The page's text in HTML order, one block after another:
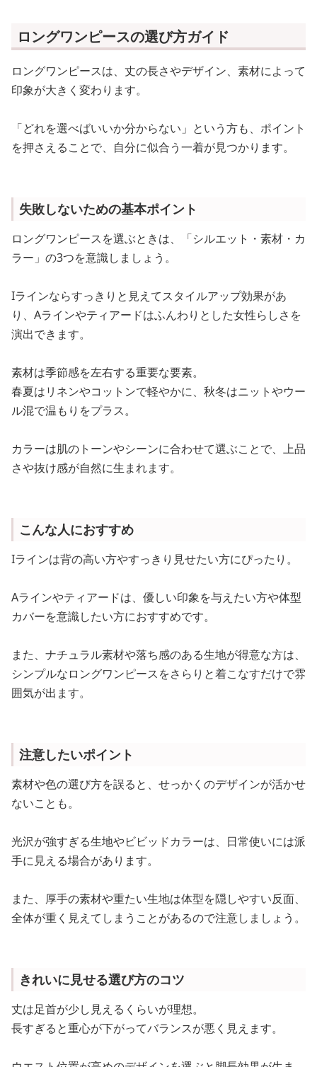
ロングワンピースの選び方ガイド
ロングワンピースは、丈の長さやデザイン、素材によって
印象が大きく変わります。
「どれを選べばいいか分からない」という方も、ポイント
を押さえることで、自分に似合う一着が見つかります。
失敗しないための基本ポイント
ロングワンピースを選ぶときは、「シルエット・素材・カ
ラー」の3つを意識しましょう。
Iラインならすっきりと見えてスタイルアップ効果があ
り、Aラインやティアードはふんわりとした女性らしさを
演出できます。
素材は季節感を左右する重要な要素。
春夏はリネンやコットンで軽やかに、秋冬はニットやウー
ル混で温もりをプラス。
カラーは肌のトーンやシーンに合わせて選ぶことで、上品
さや抜け感が自然に生まれます。
こんな人におすすめ
Iラインは背の高い方やすっきり見せたい方にぴったり。
Aラインやティアードは、優しい印象を与えたい方や体型
カバーを意識したい方におすすめです。
また、ナチュラル素材や落ち感のある生地が得意な方は、
シンプルなロングワンピースをさらりと着こなすだけで雰
囲気が出ます。
注意したいポイント
素材や色の選び方を誤ると、せっかくのデザインが活かせ
ないことも。
光沢が強すぎる生地やビビッドカラーは、日常使いには派
手に見える場合があります。
また、厚手の素材や重たい生地は体型を隠しやすい反面、
全体が重く見えてしまうことがあるので注意しましょう。
きれいに見せる選び方のコツ
丈は足首が少し見えるくらいが理想。
長すぎると重心が下がってバランスが悪く見えます。